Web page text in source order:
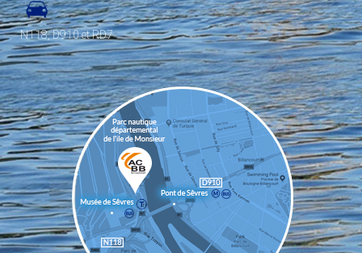
N118, D910 et RD7